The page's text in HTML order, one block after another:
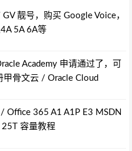
靓号，购买 Google Voice，
5A 6A等
Academy 申请通过了，可
甲骨文云 / Oracle Cloud
Office 365 A1 A1P E3 MSDN
容量教程